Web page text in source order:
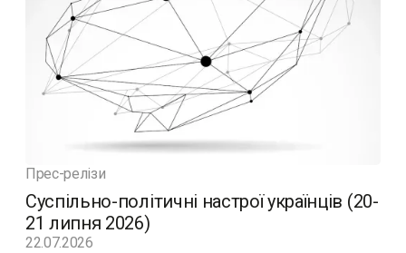
Прес-релізи
Суспільно-політичні настрої українців (20-
21 липня 2026)
22.07.2026